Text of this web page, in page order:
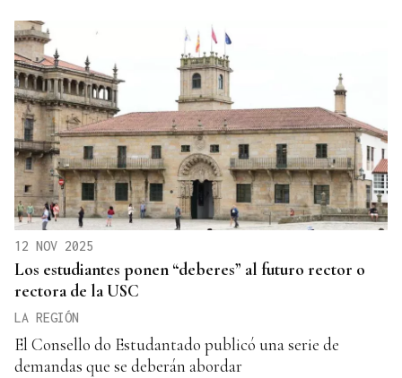
12 NOV 2025
Los estudiantes ponen “deberes” al futuro rector o
rectora de la USC
LA REGIÓN
El Consello do Estudantado publicó una serie de
demandas que se deberán abordar